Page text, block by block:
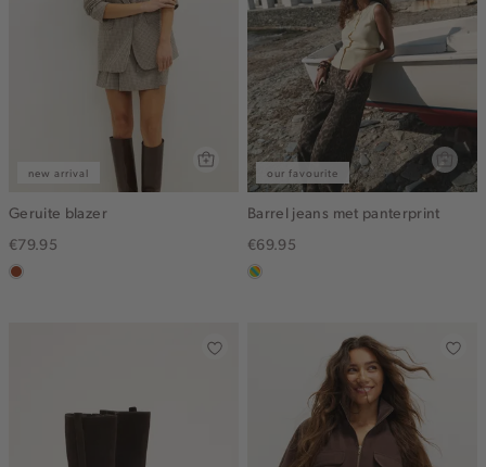
new arrival
Geruite blazer
€79.95
bruin
our favourite
Barrel jeans met panterprint
€69.95
meerkleurig